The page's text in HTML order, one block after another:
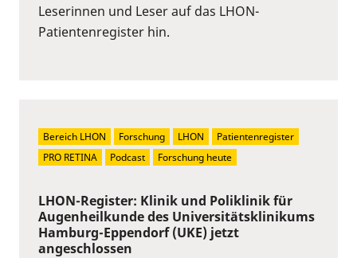
Leserinnen und Leser auf das LHON-
Patientenregister hin.
LHON-Register: Klinik und Poliklinik für
Augenheilkunde des Universitätsklinikums
Hamburg-Eppendorf (UKE) jetzt
angeschlossen
Bereich LHON Forschung LHON
Patientenregister
PRO RETINA
Podcast Forschung heute